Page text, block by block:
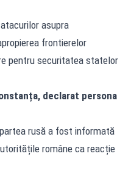
asupra
frontierelor
pentru securitatea statelor
declarat persona
rusă a fost informată
române ca reacție